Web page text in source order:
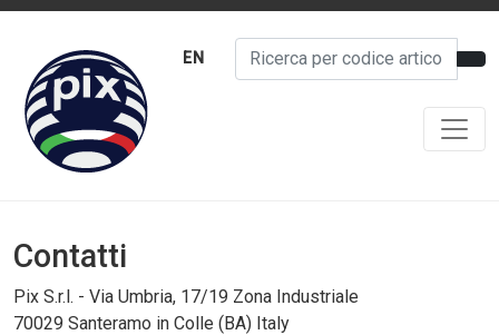
EN
Contatti
Pix S.r.l. - Via Umbria, 17/19 Zona Industriale
70029 Santeramo in Colle (BA) Italy